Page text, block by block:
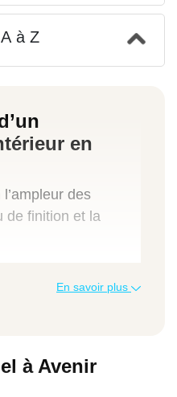
à Z
en
des
de finition et la
Type de prestation
(cloisons, déco)
En savoir plus
à Avenir